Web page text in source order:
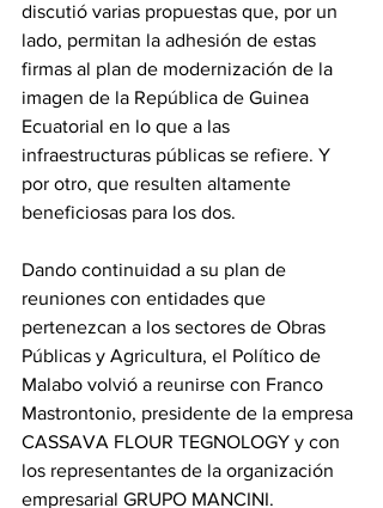
discutió varias propuestas que, por un
lado, permitan la adhesión de estas
firmas al plan de modernización de la
imagen de la República de Guinea
Ecuatorial en lo que a las
infraestructuras públicas se refiere. Y
por otro, que resulten altamente
beneficiosas para los dos.
Dando continuidad a su plan de
reuniones con entidades que
pertenezcan a los sectores de Obras
Públicas y Agricultura, el Político de
Malabo volvió a reunirse con Franco
Mastrontonio, presidente de la empresa
CASSAVA FLOUR TEGNOLOGY y con
los representantes de la organización
empresarial GRUPO MANCINI.